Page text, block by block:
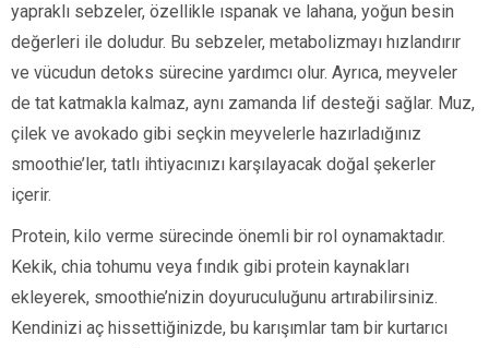
yapraklı sebzeler, özellikle ıspanak ve lahana, yoğun besin
değerleri ile doludur. Bu sebzeler, metabolizmayı hızlandırır
ve vücudun detoks sürecine yardımcı olur. Ayrıca, meyveler
de tat katmakla kalmaz, aynı zamanda lif desteği sağlar. Muz,
çilek ve avokado gibi seçkin meyvelerle hazırladığınız
smoothie’ler, tatlı ihtiyacınızı karşılayacak doğal şekerler
içerir.
Protein, kilo verme sürecinde önemli bir rol oynamaktadır.
Kekik, chia tohumu veya fındık gibi protein kaynakları
ekleyerek, smoothie’nizin doyuruculuğunu artırabilirsiniz.
Kendinizi aç hissettiğinizde, bu karışımlar tam bir kurtarıcı